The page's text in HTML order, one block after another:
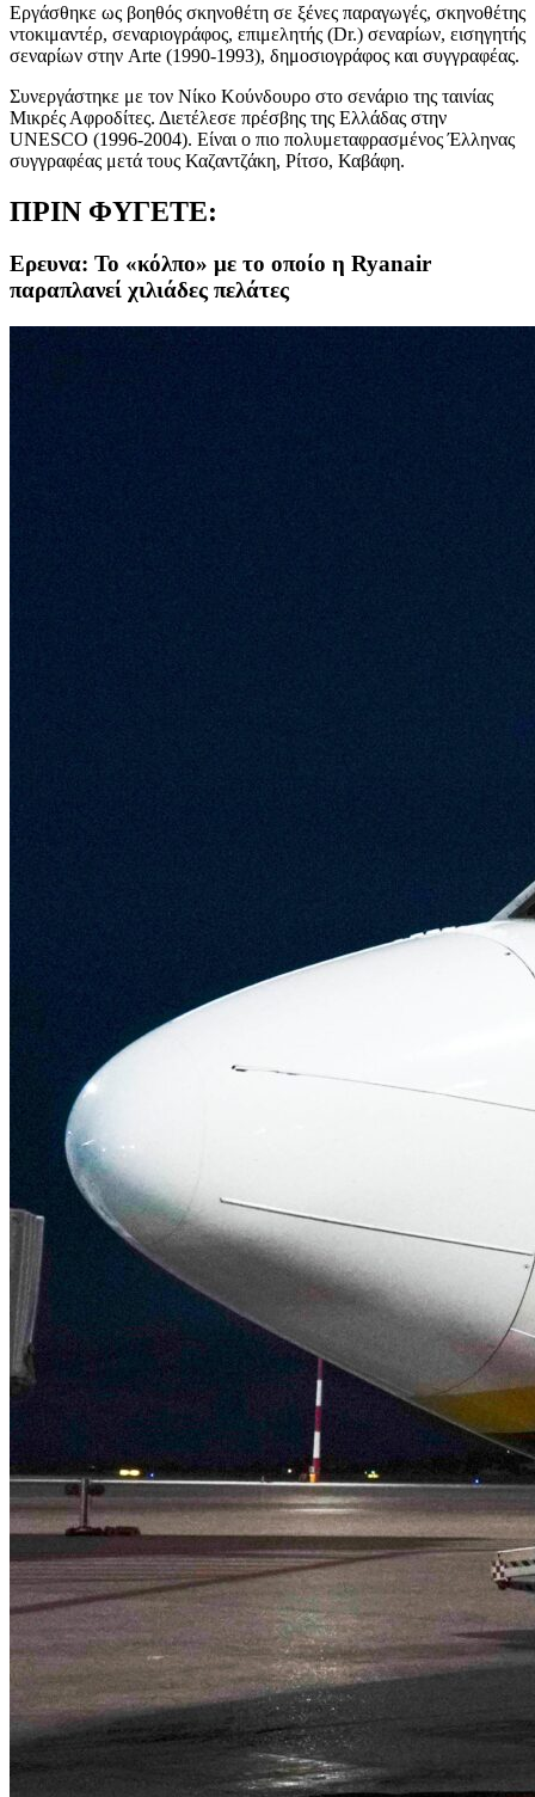
Εργάσθηκε ως βοηθός σκηνοθέτη σε ξένες παραγωγές, σκηνοθέτης
ντοκιμαντέρ, σεναριογράφος, επιμελητής (Dr.) σεναρίων, εισηγητής
σεναρίων στην Arte (1990-1993), δημοσιογράφος και συγγραφέας.
Συνεργάστηκε με τον Νίκο Κούνδουρο στο σενάριο της ταινίας
Μικρές Αφροδίτες. Διετέλεσε πρέσβης της Ελλάδας στην
UNESCO (1996-2004). Είναι ο πιο πολυμεταφρασμένος Έλληνας
συγγραφέας μετά τους Καζαντζάκη, Ρίτσο, Καβάφη.
ΠΡΙΝ ΦΥΓΕΤΕ:
Ερευνα: Το «κόλπο» με το οποίο η Ryanair
παραπλανεί χιλιάδες πελάτες